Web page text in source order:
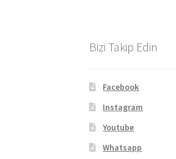
Bizi Takip Edin
Facebook
Instagram
Youtube
Whatsapp